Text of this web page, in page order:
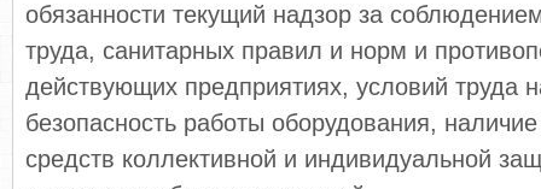
обязанности текущий надзор за
труда, санитарных правил и норм и
действующих предприятиях, условий труда
безопасность работы оборудования, наличие
средств коллективной и индивидуальной